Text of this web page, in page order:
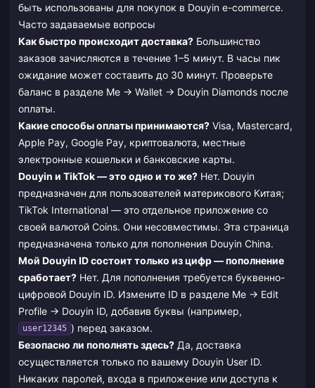
быть использованы для покупок в Douyin e-commerce.
Часто задаваемые вопросы
Как быстро происходит доставка? Большинство
заказов зачисляются в течение 1–5 минут. В часы пик
ожидание может составить до 30 минут. Проверьте
баланс в разделе Me → Wallet → Douyin Diamonds после
оплаты.
Какие способы оплаты принимаются? Visa, Mastercard,
Apple Pay, Google Pay, криптовалюта, местные
электронные кошельки и банковские карты.
Douyin и TikTok — это одно и то же? Нет. Douyin
предназначен для пользователей материкового Китая;
TikTok International — это отдельное приложение со
своей валютой Coins. Они несовместимы. Эта страница
предназначена только для пополнения Douyin China.
Мой Douyin ID состоит только из цифр — пополнение
сработает? Нет. Для пополнения требуется буквенно-
цифровой Douyin ID. Измените ID в разделе Me → Edit
Profile → Douyin ID, добавив буквы (например,
user12345 ) перед заказом.
Безопасно ли пополнять здесь? Да, доставка
осуществляется только по вашему Douyin User ID.
Никаких паролей, входа в приложение или доступа к